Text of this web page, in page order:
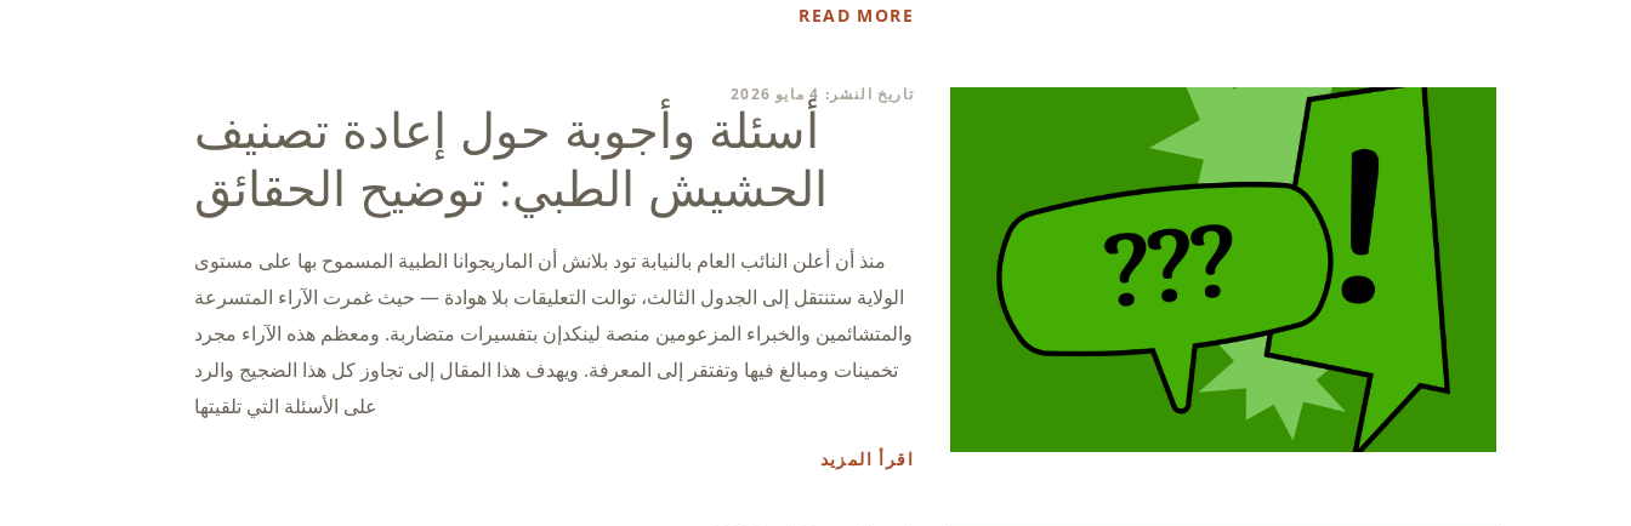
READ MORE
تاريخ النشر: 4 مايو 2026
أسئلة وأجوبة حول إعادة تصنيف
الحشيش الطبي: توضيح الحقائق
منذ أن أعلن النائب العام بالنيابة تود بلانش أن الماريجوانا الطبية المسموح بها على مستوى
الولاية ستنتقل إلى الجدول الثالث، توالت التعليقات بلا هوادة — حيث غمرت الآراء المتسرعة
والمتشائمين والخبراء المزعومين منصة لينكدإن بتفسيرات متضاربة. ومعظم هذه الآراء مجرد
تخمينات ومبالغ فيها وتفتقر إلى المعرفة. ويهدف هذا المقال إلى تجاوز كل هذا الضجيج والرد
على الأسئلة التي تلقيتها
اقرأ المزيد